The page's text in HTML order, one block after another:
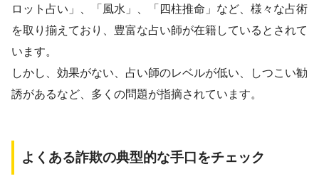
ロット占い」、「風水」、「四柱推命」など、様々な占術
を取り揃えており、豊富な占い師が在籍しているとされて
います。
しかし、効果がない、占い師のレベルが低い、しつこい勧
誘があるなど、多くの問題が指摘されています。
よくある詐欺の典型的な手口をチェック